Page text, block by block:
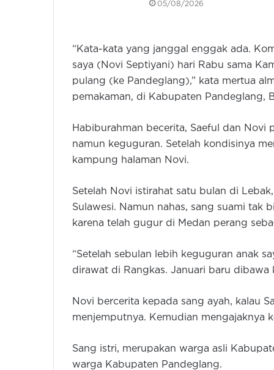
05/08/2026
“Kata-kata yang janggal enggak ada.
saya (Novi Septiyani) hari Rabu sama
pulang (ke Pandeglang),” kata mertua
pemakaman, di Kabupaten Pandeglang,
Habiburahman becerita, Saeful dan Novi
namun keguguran. Setelah kondisinya
kampung halaman Novi.
Setelah Novi istirahat satu bulan di
Sulawesi. Namun nahas, sang suami tak
karena telah gugur di Medan perang
“Setelah sebulan lebih keguguran anak
dirawat di Rangkas. Januari baru dibawa
Novi bercerita kepada sang ayah, kalau
menjemputnya. Kemudian mengajaknya
Sang istri, merupakan warga asli
warga Kabupaten Pandeglang.